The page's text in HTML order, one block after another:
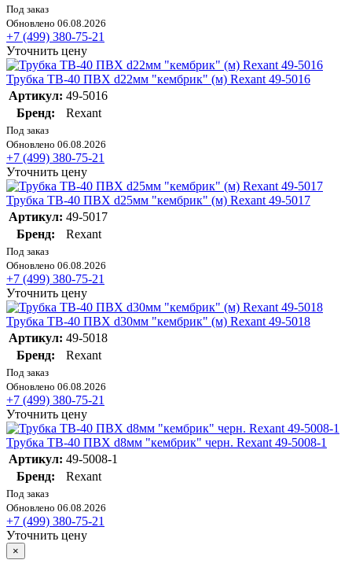
Под заказ
Обновлено 06.08.2026
+7 (499) 380-75-21
Уточнить цену
Трубка ТВ-40 ПВХ d22мм "кембрик" (м) Rexant 49-5016
Артикул: 49-5016
Бренд:
Rexant
Под заказ
Обновлено 06.08.2026
+7 (499) 380-75-21
Уточнить цену
Трубка ТВ-40 ПВХ d25мм "кембрик" (м) Rexant 49-5017
Артикул: 49-5017
Бренд:
Rexant
Под заказ
Обновлено 06.08.2026
+7 (499) 380-75-21
Уточнить цену
Трубка ТВ-40 ПВХ d30мм "кембрик" (м) Rexant 49-5018
Артикул: 49-5018
Бренд:
Rexant
Под заказ
Обновлено 06.08.2026
+7 (499) 380-75-21
Уточнить цену
Трубка ТВ-40 ПВХ d8мм "кембрик" черн. Rexant 49-5008-1
Артикул: 49-5008-1
Бренд:
Rexant
Под заказ
Обновлено 06.08.2026
+7 (499) 380-75-21
Уточнить цену
×